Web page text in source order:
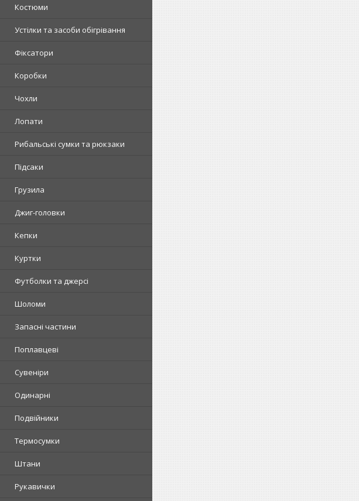
Костюми
Устілки та засоби обігрівання
Фіксатори
Коробки
Чохли
Лопати
Рибальські сумки та рюкзаки
Підсаки
Грузила
Джиг-головки
Кепки
Куртки
Футболки та джерсі
Шоломи
Запасні частини
Поплавцеві
Сувеніри
Одинарні
Подвійники
Термосумки
Штани
Рукавички